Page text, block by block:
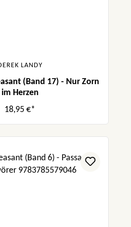
LANDY
(Band 17) - Nur Zorn
im Herzen
18,95 €*